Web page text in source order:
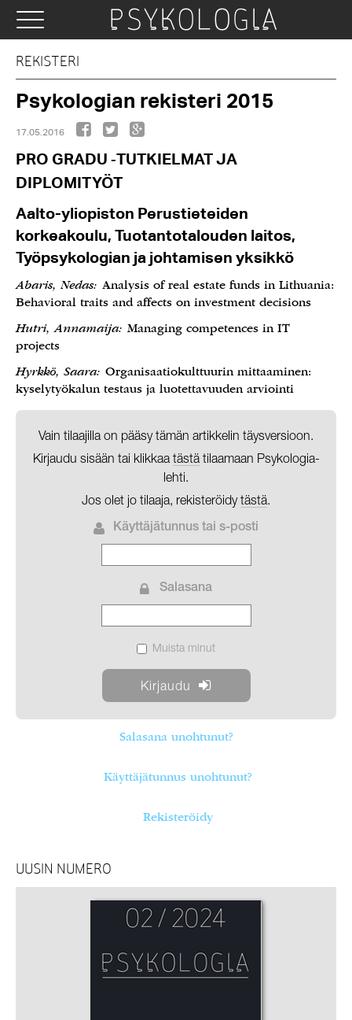
REKISTERI
Psykologian rekisteri 2015
17.05.2016
PRO GRADU ‑TUTKIELMAT JA
DIPLOMITYÖT
Aalto-yliopiston Perustieteiden
korkeakoulu, Tuotantotalouden laitos,
Työpsykologian ja johtamisen yksikkö
Abaris, Nedas: Analysis of real estate funds in Lithuania:
Behavioral traits and affects on investment decisions
Hutri, Annamaija: Managing competences in IT
projects
Hyrkkö, Saara: Organisaatiokulttuurin mittaaminen:
kyselytyökalun testaus ja luotettavuuden arviointi
Vain tilaajilla on pääsy tämän artikkelin täysversioon.
Kirjaudu sisään tai klikkaa tästätilaamaan Psykologia-
lehti.
Jos olet jo tilaaja, rekisteröidytästä.
Käyttäjätunnus tai s-posti
Salasana
Muista minut
Salasana unohtunut?
Käyttäjätunnus unohtunut?
Rekisteröidy
UUSIN NUMERO